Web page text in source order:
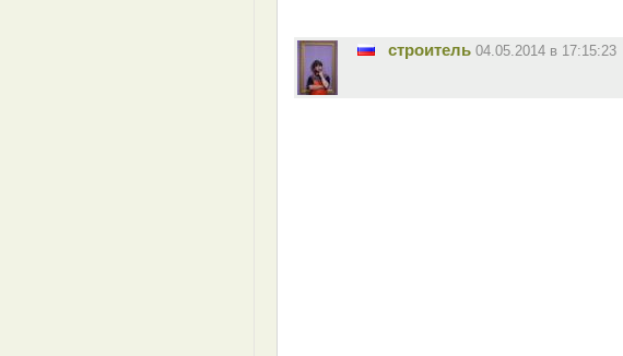
строитель 04.05.2014 в 17:15:23